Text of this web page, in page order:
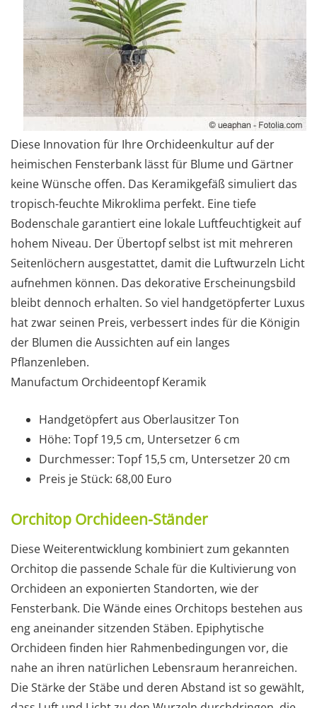
Diese Innovation für Ihre Orchideenkultur auf der
heimischen Fensterbank lässt für Blume und Gärtner
keine Wünsche offen. Das Keramikgefäß simuliert das
tropisch-feuchte Mikroklima perfekt. Eine tiefe
Bodenschale garantiert eine lokale Luftfeuchtigkeit auf
hohem Niveau. Der Übertopf selbst ist mit mehreren
Seitenlöchern ausgestattet, damit die Luftwurzeln Licht
aufnehmen können. Das dekorative Erscheinungsbild
bleibt dennoch erhalten. So viel handgetöpferter Luxus
hat zwar seinen Preis, verbessert indes für die Königin
der Blumen die Aussichten auf ein langes
Pflanzenleben.
Manufactum Orchideentopf Keramik
Handgetöpfert aus Oberlausitzer Ton
Höhe: Topf 19,5 cm, Untersetzer 6 cm
Durchmesser: Topf 15,5 cm, Untersetzer 20 cm
Preis je Stück: 68,00 Euro
Orchitop Orchideen-Ständer
Diese Weiterentwicklung kombiniert zum gekannten
Orchitop die passende Schale für die Kultivierung von
Orchideen an exponierten Standorten, wie der
Fensterbank. Die Wände eines Orchitops bestehen aus
eng aneinander sitzenden Stäben. Epiphytische
Orchideen finden hier Rahmenbedingungen vor, die
nahe an ihren natürlichen Lebensraum heranreichen.
Die Stärke der Stäbe und deren Abstand ist so gewählt,